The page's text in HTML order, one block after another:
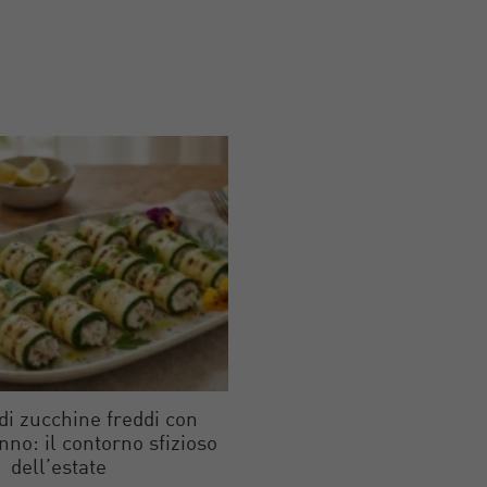
zucchine freddi con
il contorno sfizioso
dell’estate